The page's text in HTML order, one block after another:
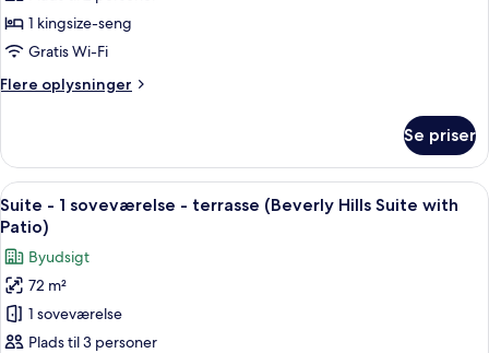
1 kingsize-seng
Gratis Wi-Fi
Flere oplysninger
Flere
suite
Se priser
Indlæs
alle
billeder
af
Suite
-
1
En balkon med et bord og stole,
10
Suite - 1 soveværelse - terrasse (Beverly Hills Suite with
Patio)
Byudsigt
72 m²
1 soveværelse
Plads til 3 personer